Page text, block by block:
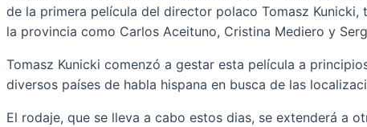
de la primera película del director polaco Tomasz Kunicki,
la provincia como Carlos Aceituno, Cristina Mediero y
Tomasz Kunicki comenzó a gestar esta película a
diversos países de habla hispana en busca de las
El rodaje, que se lleva a cabo estos dias, se extenderá a